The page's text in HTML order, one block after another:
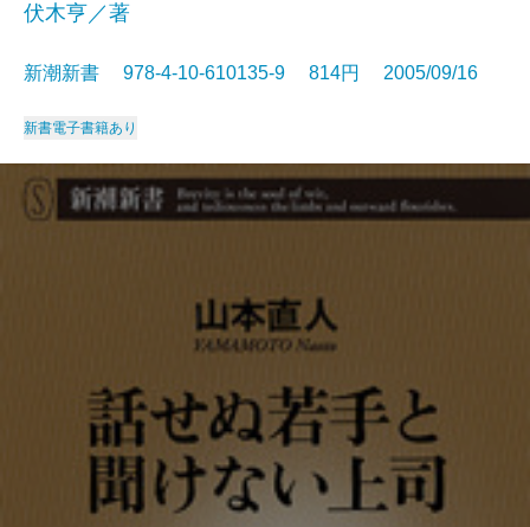
伏木亨／著
新潮新書 978-4-10-610135-9 814円 2005/09/16
新書電子書籍あり